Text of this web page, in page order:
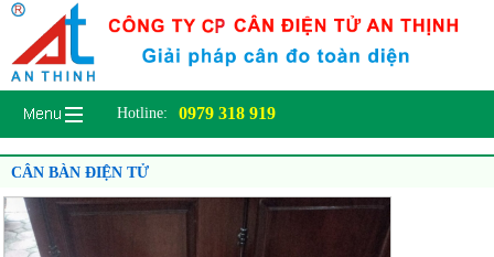
Hotline: 0979 318 919
CÂN BÀN ĐIỆN TỬ